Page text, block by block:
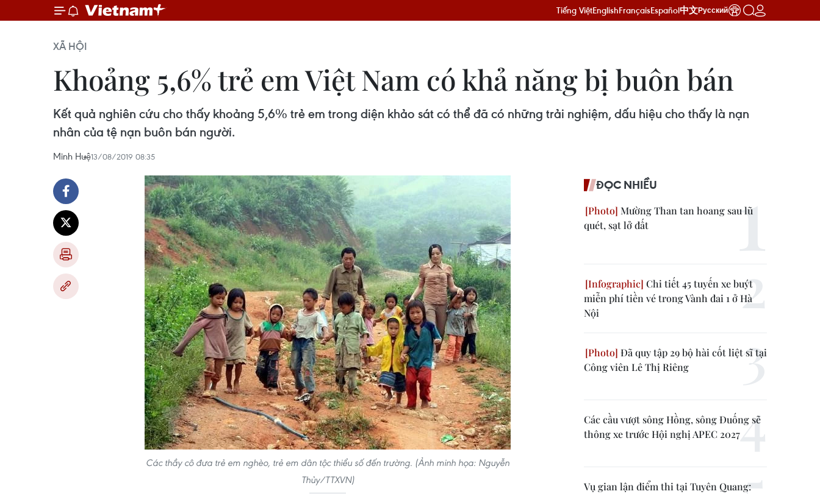
Tiếng ViệtEnglishFrançaisEspañol中文Русский
XÃ HỘI
Khoảng 5,6% trẻ em Việt Nam có khả năng bị buôn bán
Kết quả nghiên cứu cho thấy khoảng 5,6% trẻ em trong diện khảo sát có thể đã có những trải nghiệm, dấu hiệu cho thấy là nạn
nhân của tệ nạn buôn bán người.
Minh Huệ13/08/2019 08:35
Các thầy cô đưa trẻ em nghèo, trẻ em dân tộc thiểu số đến trường. (Ảnh minh họa: Nguyễn
Thủy/TTXVN)
ĐỌC NHIỀU
Mường Than tan hoang sau lũ
quét, sạt lở đất
Chi tiết 45 tuyến xe buýt
miễn phí tiền vé trong Vành đai 1 ở Hà
Nội
Đã quy tập 29 bộ hài cốt liệt sĩ tại
Công viên Lê Thị Riêng
Các cầu vượt sông Hồng, sông Đuống sẽ
thông xe trước Hội nghị APEC 2027
Vụ gian lận điểm thi tại Tuyên Quang: